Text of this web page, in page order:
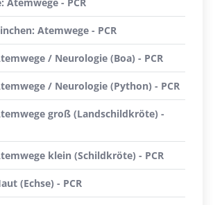
Atemwege - PCR
/ Neurologie (Boa) - PCR
/ Neurologie (Python) - PCR
groß (Landschildkröte) -
klein (Schildkröte) - PCR
(Echse) - PCR